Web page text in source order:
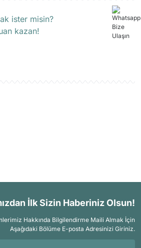
ister misin?
kazan!
İlk Sizin Haberiniz Olsun!
Hakkında Bilgilendirme Maili Almak İçin
Aşağıdaki Bölüme E-posta Adresinizi Giriniz.